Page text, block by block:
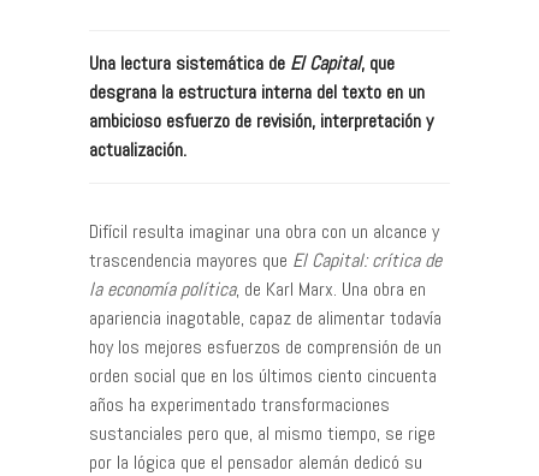
Una lectura sistemática de El Capital, que
desgrana la estructura interna del texto en un
ambicioso esfuerzo de revisión, interpretación y
actualización.
Difícil resulta imaginar una obra con un alcance y
trascendencia mayores que El Capital: crítica de
la economía política, de Karl Marx. Una obra en
apariencia inagotable, capaz de alimentar todavía
hoy los mejores esfuerzos de comprensión de un
orden social que en los últimos ciento cincuenta
años ha experimentado transformaciones
sustanciales pero que, al mismo tiempo, se rige
por la lógica que el pensador alemán dedicó su